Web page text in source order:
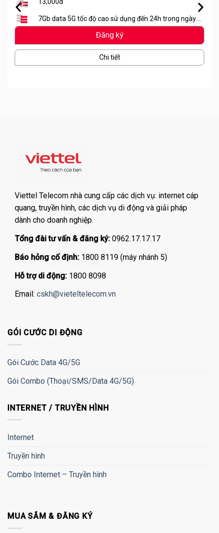
7Gb data 5G tốc độ cao sử dụng đến 24h trong ngày.
Hết lưu lượng dừng truy cập
Đăng ký
Chi tiết
Viettel Telecom nhà cung cấp các dịch vụ: internet cáp
quang, truyền hình, các dịch vụ di động và giải pháp
dành cho doanh nghiệp.
Tổng đài tư vấn & đăng ký: 0962.17.17.17
Báo hỏng cố định: 1800 8119 (máy nhánh 5)
Hỗ trợ di động: 1800 8098
Email: cskh@vieteltelecom.vn
GÓI CƯỚC DI ĐỘNG
Gói Cước Data 4G/5G
Gói Combo (Thoại/SMS/Data 4G/5G)
INTERNET / TRUYỀN HÌNH
Internet
Truyền hình
Combo Internet – Truyền hình
MUA SẮM & ĐĂNG KÝ